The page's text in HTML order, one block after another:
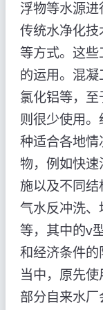
浮物等水源
传统水净化技
等方式。这些
的运用。混
氯化铝等，
则很少使用
种适合各地情
物，例如快速
施以及不同结
气水反冲洗、
等，其中的v
和经济条件的
当中，原先
部分自来水